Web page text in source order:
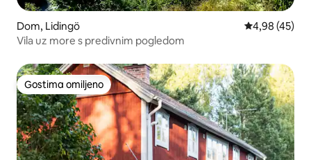
Dom, Lidingö Prosečna
4,98 (45)
Vila uz more s predivnim pogledom
Gostima omiljeno
Gostima omiljeno